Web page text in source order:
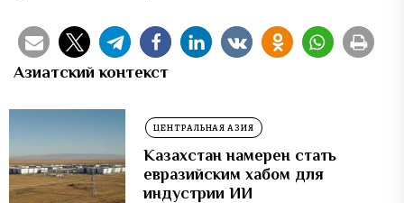
Азиатский контекст
ЦЕНТРАЛЬНАЯ АЗИЯ
Казахстан намерен стать
евразийским хабом для
индустрии ИИ